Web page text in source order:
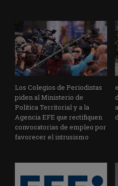
Los Colegios de Periodistas
piden al Ministerio de
Política Territorial y a la
Agencia EFE que rectifiquen
convocatorias de empleo por
favorecer el intrusismo